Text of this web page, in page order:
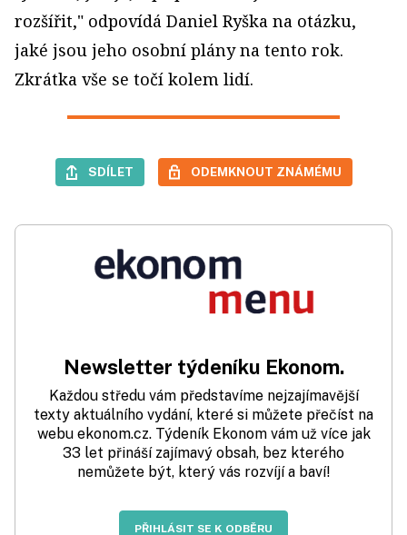
rozšířit," odpovídá Daniel Ryška na otázku,
jaké jsou jeho osobní plány na tento rok.
Zkrátka vše se točí kolem lidí.
SDÍLET ODEMKNOUT ZNÁMÉMU
Newsletter týdeníku Ekonom.
Každou středu vám představíme nejzajímavější
texty aktuálního vydání, které si můžete přečíst na
webu ekonom.cz. Týdeník Ekonom vám už více jak
33 let přináší zajímavý obsah, bez kterého
nemůžete být, který vás rozvíjí a baví!
PŘIHLÁSIT SE K ODBĚRU